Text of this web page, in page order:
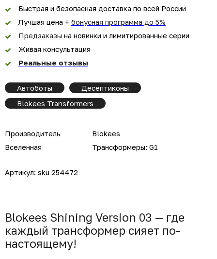
Быстрая и безопасная доставка по всей России
Лучшая цена + бонусная программа до 5%
Предзаказы на новинки и лимитированные серии
Живая консультация
Реальные отзывы
Автоботы
Десептиконы
Blokees Transformers
Производитель
Blokees
Вселенная
Трансформеры: G1
Артикул: sku 254472
Blokees Shining Version 03 — где
каждый трансформер сияет по-
настоящему!